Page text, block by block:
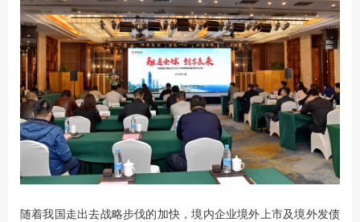
随着我国走出去战略步伐的加快，境内企业境外上市及境外发债